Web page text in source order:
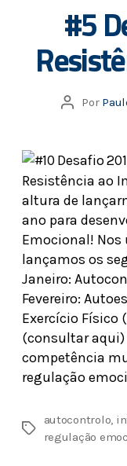
#5
Por
Resistência ao
altura de
ano para
Emocional!
lançamos os
Janeiro:
Fevereiro:
Exercício Físico
(consultar
competência
regulação
autocontrolo,
regulação